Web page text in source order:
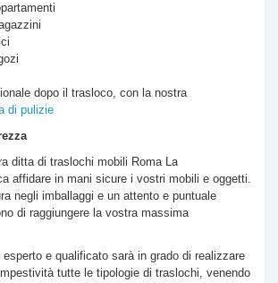
dopo il trasloco, con la nostra
di pulizie
ditta di traslochi mobili Roma La
affidare in mani sicure i vostri mobili e oggetti.
negli imballaggi e un attento e puntuale
di raggiungere la vostra massima
esperto e qualificato sarà in grado di realizzare
tutte le tipologie di traslochi, venendo